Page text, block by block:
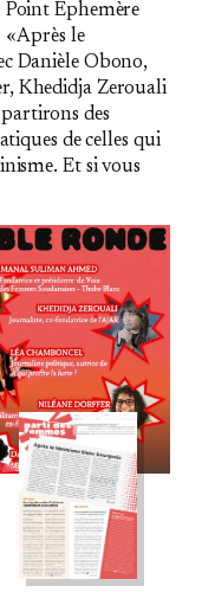
Point Ephemère
Après le
Danièle Obono,
Khedidja Zerouali
des
de celles qui
Et si vous